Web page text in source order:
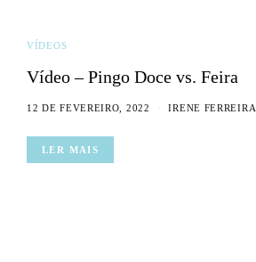
VÍDEOS
Vídeo – Pingo Doce vs. Feira
12 DE FEVEREIRO, 2022 IRENE FERREIRA
LER MAIS